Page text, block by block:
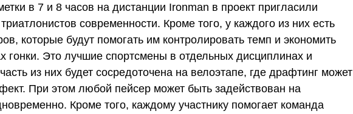
в 7 и 8 часов на дистанции Ironman в проект пригласили
современности. Кроме того, у каждого из них есть
которые будут помогать им контролировать темп и экономить
гонки. Это лучшие спортсмены в отдельных дисциплинах и
из них будет сосредоточена на велоэтапе, где драфтинг может
При этом любой пейсер может быть задействован на
Кроме того, каждому участнику помогает команда